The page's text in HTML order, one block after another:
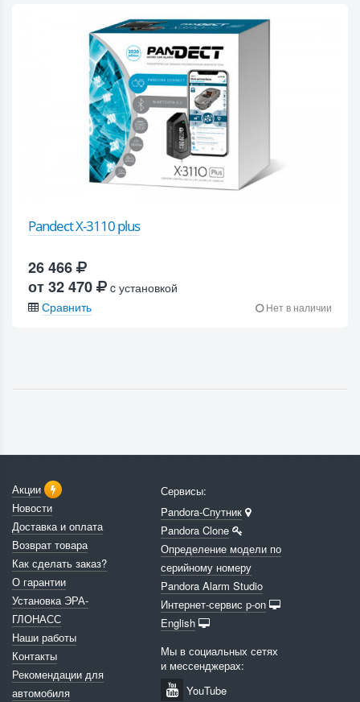
Pandect X-3110 plus
26 466
от 32 470
c установкой
Сравнить
Нет в наличии
Акции
Новости
Доставка и оплата
Возврат товара
Как сделать заказ?
О гарантии
Установка ЭРА-
ГЛОНАСС
Наши работы
Контакты
Рекомендации для
автомобиля
Сервисы:
Pandora-Спутник
Pandora Clone
Определение модели по
серийному номеру
Pandora Alarm Studio
Интернет-сервис p-on
English
Мы в социальных сетях
и мессенджерах:
YouTube